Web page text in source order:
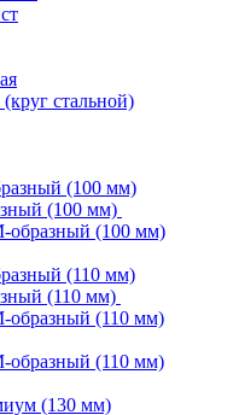
стальной)
(100 мм)
образный (100 мм)
(110 мм)
образный (110 мм)
образный (110 мм)